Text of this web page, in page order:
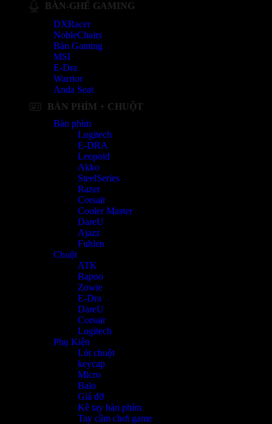
BÀN-GHẾ GAMING
DXRacer
NobleChairs
Bàn Gaming
MSI
E-Dra
Warrior
Anda Seat
BÀN PHÍM + CHUỘT
Bàn phím
Logitech
E-DRA
Leopold
Akko
SteelSeries
Razer
Corsair
Cooler Master
DareU
Ajazz
Fuhlen
Chuột
ATK
Rapoo
Zowie
E-Dra
DareU
Corsair
Logitech
Phụ Kiện
Lót chuột
keycap
Micro
Balo
Giá đỡ
Kê tay bàn phím
Tay cầm chơi game